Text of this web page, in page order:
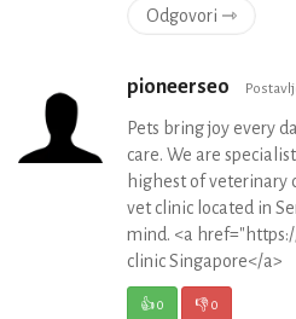
Odgovori ⇾
pioneerseo
Pets bring joy every
care. We are
highest of veterinary
vet clinic located in
mind. <a
clinic Singapore</a>
👍0 👎0